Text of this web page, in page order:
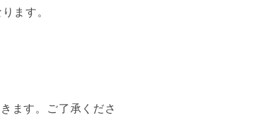
ます。
ます。ご了承くださ